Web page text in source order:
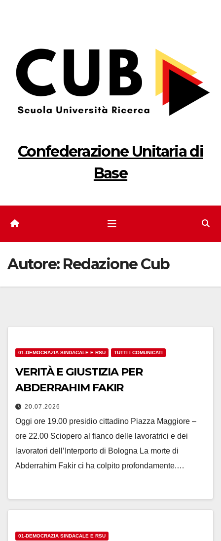
Confederazione Unitaria di
Base
Autore: Redazione Cub
01-DEMOCRAZIA SINDACALE E RSU TUTTI I COMUNICATI
VERITÀ E GIUSTIZIA PER
ABDERRAHIM FAKIR
20.07.2026
Oggi ore 19.00 presidio cittadino Piazza Maggiore –
ore 22.00 Sciopero al fianco delle lavoratrici e dei
lavoratori dell’Interporto di Bologna La morte di
Abderrahim Fakir ci ha colpito profondamente.…
01-DEMOCRAZIA SINDACALE E RSU